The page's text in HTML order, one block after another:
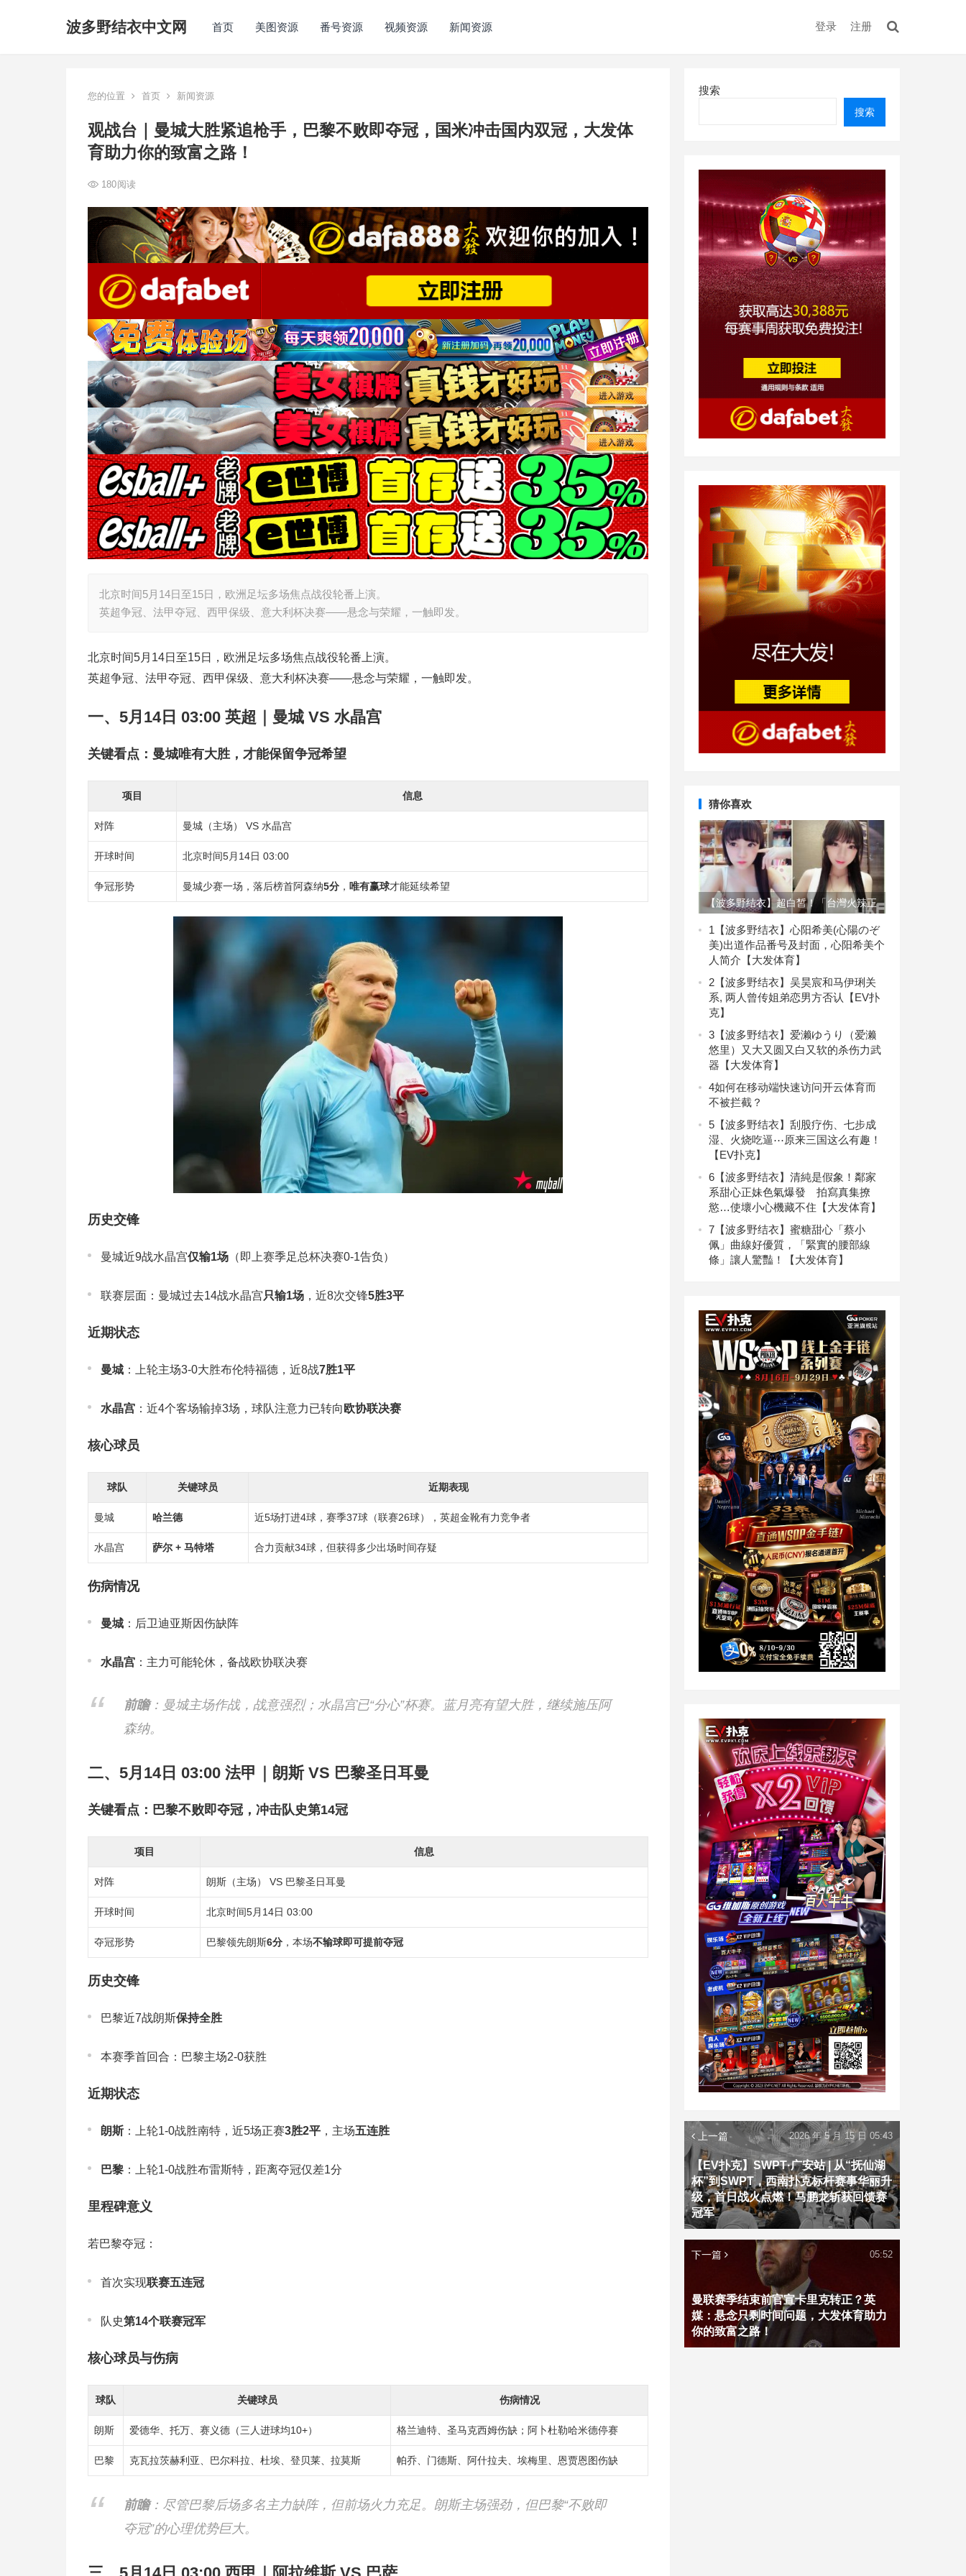
波多野结衣中文网 首页 美图资源 番号资源 视频资源 新闻资源 登录 注册
您的位置 首页 新闻资源
观战台｜曼城大胜紧追枪手，巴黎不败即夺冠，国米冲击国内双冠，大发体
育助力你的致富之路！
180阅读
北京时间5月14日至15日，欧洲足坛多场焦点战役轮番上演。
英超争冠、法甲夺冠、西甲保级、意大利杯决赛——悬念与荣耀，一触即发。
北京时间5月14日至15日，欧洲足坛多场焦点战役轮番上演。
英超争冠、法甲夺冠、西甲保级、意大利杯决赛——悬念与荣耀，一触即发。
一、5月14日 03:00 英超｜曼城 VS 水晶宫
关键看点：曼城唯有大胜，才能保留争冠希望
项目 信息
对阵 曼城（主场） VS 水晶宫
开球时间 北京时间5月14日 03:00
争冠形势 曼城少赛一场，落后榜首阿森纳5分 ， 唯有赢球才能延续希望
历史交锋
曼城近9战水晶宫仅输1场 （即上赛季足总杯决赛0-1告负）
联赛层面：曼城过去14战水晶宫只输1场 ，近8次交锋5胜3平
近期状态
曼城 ：上轮主场3-0大胜布伦特福德，近8战7胜1平
水晶宫 ：近4个客场输掉3场，球队注意力已转向 欧协联决赛
核心球员
球队 关键球员 近期表现
曼城 哈兰德 近5场打进4球，赛季37球（联赛26球），英超金靴有力竞争者
水晶宫 萨尔 + 马特塔 合力贡献34球，但获得多少出场时间存疑
伤病情况
曼城 ：后卫迪亚斯因伤缺阵
水晶宫 ：主力可能轮休，备战欧协联决赛
前瞻：曼城主场作战，战意强烈；水晶宫已“分心”杯赛。蓝月亮有望大胜，继续施压阿
森纳。
二、5月14日 03:00 法甲｜朗斯 VS 巴黎圣日耳曼
关键看点：巴黎不败即夺冠，冲击队史第14冠
项目 信息
对阵 朗斯（主场） VS 巴黎圣日耳曼
开球时间 北京时间5月14日 03:00
夺冠形势 巴黎领先朗斯6分 ，本场不输球即可提前夺冠
历史交锋
巴黎近7战朗斯保持全胜
本赛季首回合：巴黎主场2-0获胜
近期状态
朗斯：上轮1-0战胜南特，近5场正赛3胜2平 ，主场五连胜
巴黎 ：上轮1-0战胜布雷斯特，距离夺冠仅差1分
里程碑意义
若巴黎夺冠：
首次实现联赛五连冠
队史第14个联赛冠军
核心球员与伤病
球队 关键球员 伤病情况
朗斯 爱德华、托万、赛义德（三人进球均10+） 格兰迪特、圣马克西姆伤缺；阿卜杜勒哈米德停赛
巴黎 克瓦拉茨赫利亚、巴尔科拉、杜埃、登贝莱、拉莫斯 帕乔、门德斯、阿什拉夫、埃梅里、恩贾恩图伤缺
前瞻：尽管巴黎后场多名主力缺阵，但前场火力充足。朗斯主场强劲，但巴黎“不败即
夺冠”的心理优势巨大。
搜索
搜索
猜你喜欢
【波多野结衣】超白皙！「台灣火辣正
妹」氣質外型太誘人啦！滿滿的「低胸
視角」讓人不要不要…【大发体育】
1 【波多野结衣】心阳希美(心陽のぞ
美)出道作品番号及封面，心阳希美个
人简介【大发体育】
2 【波多野结衣】吴昊宸和马伊琍关
系, 两人曾传姐弟恋男方否认【EV扑
克】
3 【波多野结衣】爱濑ゆうり（爱濑
悠里）又大又圆又白又软的杀伤力武
器【大发体育】
4如何在移动端快速访问开云体育而
不被拦截？
5 【波多野结衣】刮股疗伤、七步成
湿、火烧吃逼⋯原来三国这么有趣！
【EV扑克】
6 【波多野结衣】清純是假象！鄰家
系甜心正妹色氣爆發 拍寫真集撩
慾…使壞小心機藏不住【大发体育】
7 【波多野结衣】蜜糖甜心「蔡小
佩」曲線好優質，「緊實的腰部線
條」讓人驚豔！【大发体育】
上一篇
【EV扑克】SWPT·广安站 | 从“抚仙湖
杯”到SWPT，西南扑克标杆赛事华丽升
级，首日战火点燃！马鹏龙斩获回馈赛
冠军
2026 年 5 月 15 日 05:43
下一篇
曼联赛季结束前官宣卡里克转正？英
媒：悬念只剩时间问题，大发体育助力
你的致富之路！
05:52